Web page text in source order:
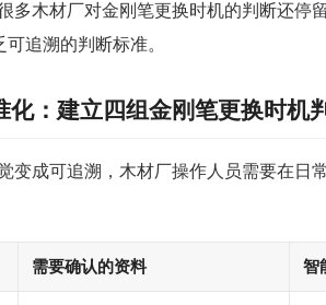
多木材厂对金刚笔更换时机的判断还停
追溯的判断标准。
化：建立四组金刚笔更换时机
变成可追溯，木材厂操作人员需要在日
需要确认的资料 智